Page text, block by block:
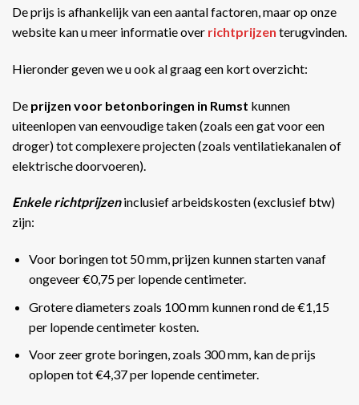
De prijs is afhankelijk van een aantal factoren, maar op onze
website kan u meer informatie over richtprijzen terugvinden.
Hieronder geven we u ook al graag een kort overzicht:
De prijzen voor betonboringen in Rumst kunnen
uiteenlopen van eenvoudige taken (zoals een gat voor een
droger) tot complexere projecten (zoals ventilatiekanalen of
elektrische doorvoeren).
Enkele richtprijzeninclusief arbeidskosten (exclusief btw)
zijn:
Voor boringen tot 50 mm, prijzen kunnen starten vanaf
ongeveer €0,75 per lopende centimeter.
Grotere diameters zoals 100 mm kunnen rond de €1,15
per lopende centimeter kosten.
Voor zeer grote boringen, zoals 300 mm, kan de prijs
oplopen tot €4,37 per lopende centimeter​​.